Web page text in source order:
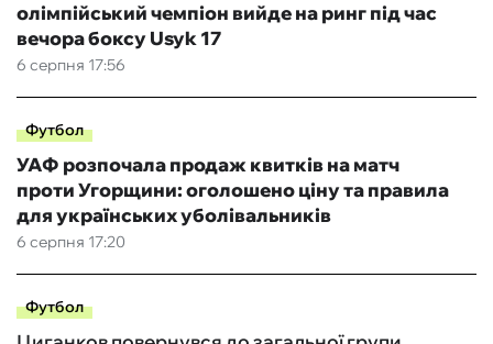
6 серпня 17:56
олімпійський чемпіон вийде на ринг під час
вечора боксу Usyk 17
Футбол
6 серпня 17:20
УАФ розпочала продаж квитків на матч
проти Угорщини: оголошено ціну та правила
для українських уболівальників
Футбол